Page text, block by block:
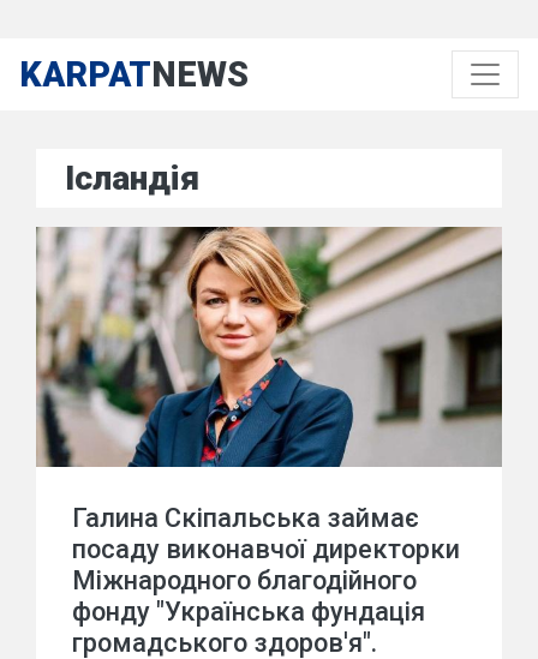
KARPATNEWS
Ісландія
Галина Скіпальська займає
посаду виконавчої директорки
Міжнародного благодійного
фонду "Українська фундація
громадського здоров'я".